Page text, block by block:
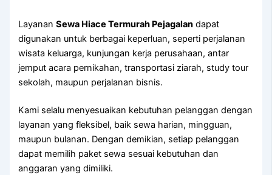
LayananSewa Hiace Termurah Pejagalan dapat
digunakan untuk berbagai keperluan, seperti perjalanan
wisata keluarga, kunjungan kerja perusahaan, antar
jemput acara pernikahan, transportasi ziarah, study tour
sekolah, maupun perjalanan bisnis.
Kami selalu menyesuaikan kebutuhan pelanggan dengan
layanan yang fleksibel, baik sewa harian, mingguan,
maupun bulanan. Dengan demikian, setiap pelanggan
dapat memilih paket sewa sesuai kebutuhan dan
anggaran yang dimiliki.